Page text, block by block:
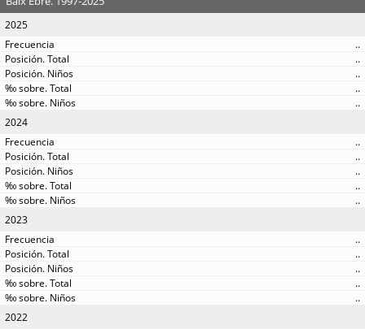
2025
..
..
..
..
..
2024
..
..
..
..
..
2023
..
..
..
..
..
2022